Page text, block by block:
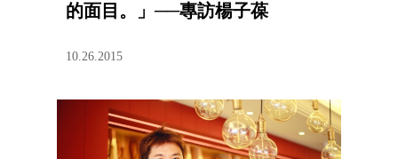
的面目。」──專訪楊子葆
10.26.2015